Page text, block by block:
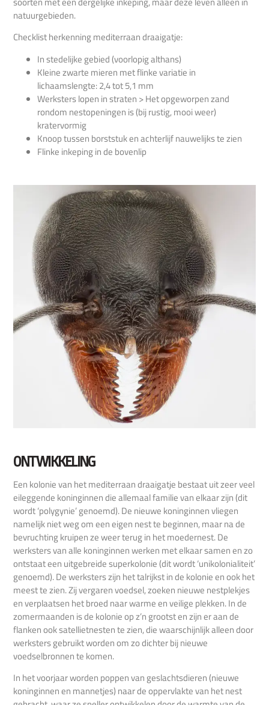
natuurgebieden.
Checklist herkenning mediterraan draaigatje:
In stedelijke gebied (voorlopig althans)
Kleine zwarte mieren met flinke variatie in
lichaamslengte: 2,4 tot 5,1 mm
Werksters lopen in straten > Het opgeworpen zand
rondom nestopeningen is (bij rustig, mooi weer)
kratervormig
Knoop tussen borststuk en achterlijf nauwelijks te zien
Flinke inkeping in de bovenlip
ONTWIKKELING
Een kolonie van het mediterraan draaigatje bestaat uit zeer veel
eileggende koninginnen die allemaal familie van elkaar zijn (dit
wordt ‘polygynie’ genoemd). De nieuwe koninginnen vliegen
namelijk niet weg om een eigen nest te beginnen, maar na de
bevruchting kruipen ze weer terug in het moedernest. De
werksters van alle koninginnen werken met elkaar samen en zo
ontstaat een uitgebreide superkolonie (dit wordt ‘unikolonialiteit’
genoemd). De werksters zijn het talrijkst in de kolonie en ook het
meest te zien. Zij vergaren voedsel, zoeken nieuwe nestplekjes
en verplaatsen het broed naar warme en veilige plekken. In de
zomermaanden is de kolonie op z’n grootst en zijn er aan de
flanken ook satellietnesten te zien, die waarschijnlijk alleen door
werksters gebruikt worden om zo dichter bij nieuwe
voedselbronnen te komen.
In het voorjaar worden poppen van geslachtsdieren (nieuwe
koninginnen en mannetjes) naar de oppervlakte van het nest